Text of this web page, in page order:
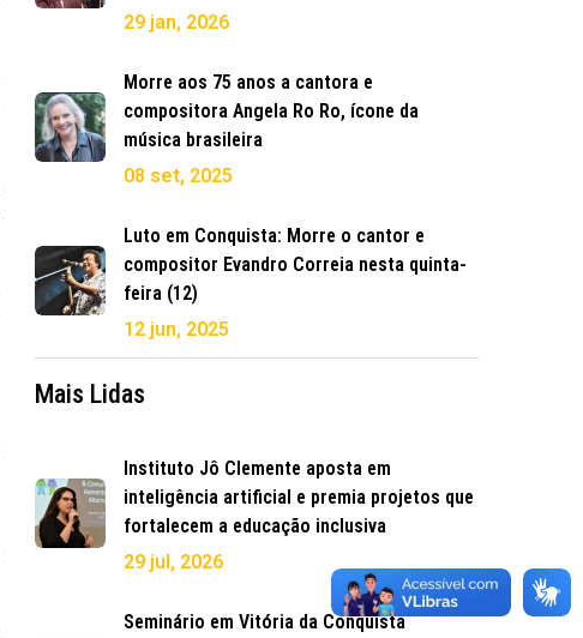
29 jan, 2026
Morre aos 75 anos a cantora e
compositora Angela Ro Ro, ícone da
música brasileira
08 set, 2025
Luto em Conquista: Morre o cantor e
compositor Evandro Correia nesta quinta-
feira (12)
12 jun, 2025
Mais Lidas
Instituto Jô Clemente aposta em
inteligência artificial e premia projetos que
fortalecem a educação inclusiva
29 jul, 2026
Seminário em Vitória da Conquista